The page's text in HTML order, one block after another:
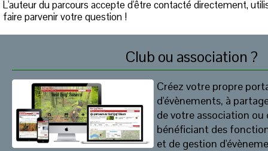
L'auteur du parcours accepte d'être contacté directement,
faire parvenir votre question !
Club ou association ?
Créez votre propre
d'évènements, à
de votre association
bénéficiant des
et de gestion